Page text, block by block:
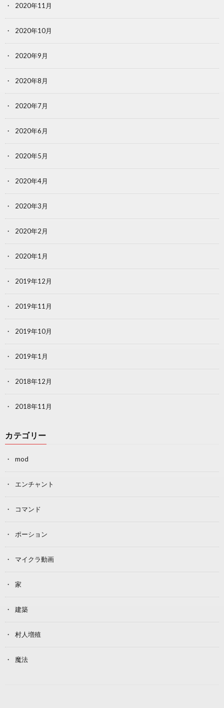
2020年11月
2020年10月
2020年9月
2020年8月
2020年7月
2020年6月
2020年5月
2020年4月
2020年3月
2020年2月
2020年1月
2019年12月
2019年11月
2019年10月
2019年1月
2018年12月
2018年11月
カテゴリー
mod
エンチャント
コマンド
ポーション
マイクラ動画
家
建築
村人増殖
魔法